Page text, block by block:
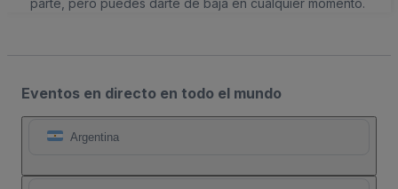
parte, pero puedes darte de baja en cualquier momento.
Eventos en directo en todo el mundo
Argentina